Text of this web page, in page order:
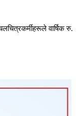
वार्षिक रु.